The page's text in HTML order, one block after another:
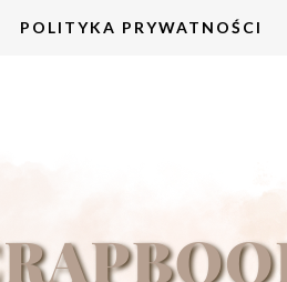
POLITYKA PRYWATNOŚCI